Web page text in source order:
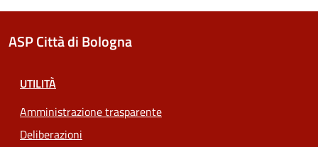
ASP Città di Bologna
UTILITÀ
Amministrazione trasparente
Deliberazioni